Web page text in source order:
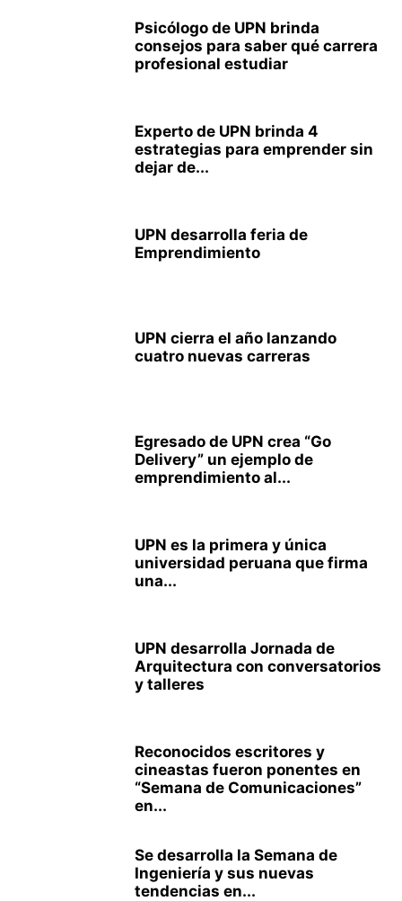
Psicólogo de UPN brinda
consejos para saber qué carrera
profesional estudiar
Experto de UPN brinda 4
estrategias para emprender sin
dejar de...
UPN desarrolla feria de
Emprendimiento
UPN cierra el año lanzando
cuatro nuevas carreras
Egresado de UPN crea “Go
Delivery” un ejemplo de
emprendimiento al...
UPN es la primera y única
universidad peruana que firma
una...
UPN desarrolla Jornada de
Arquitectura con conversatorios
y talleres
Reconocidos escritores y
cineastas fueron ponentes en
“Semana de Comunicaciones”
en...
Se desarrolla la Semana de
Ingeniería y sus nuevas
tendencias en...